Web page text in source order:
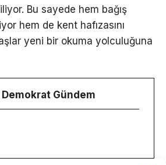
Bu sayede hem bağış
hem de kent hafızasını
yeni bir okuma yolculuğuna
Demokrat Gündem